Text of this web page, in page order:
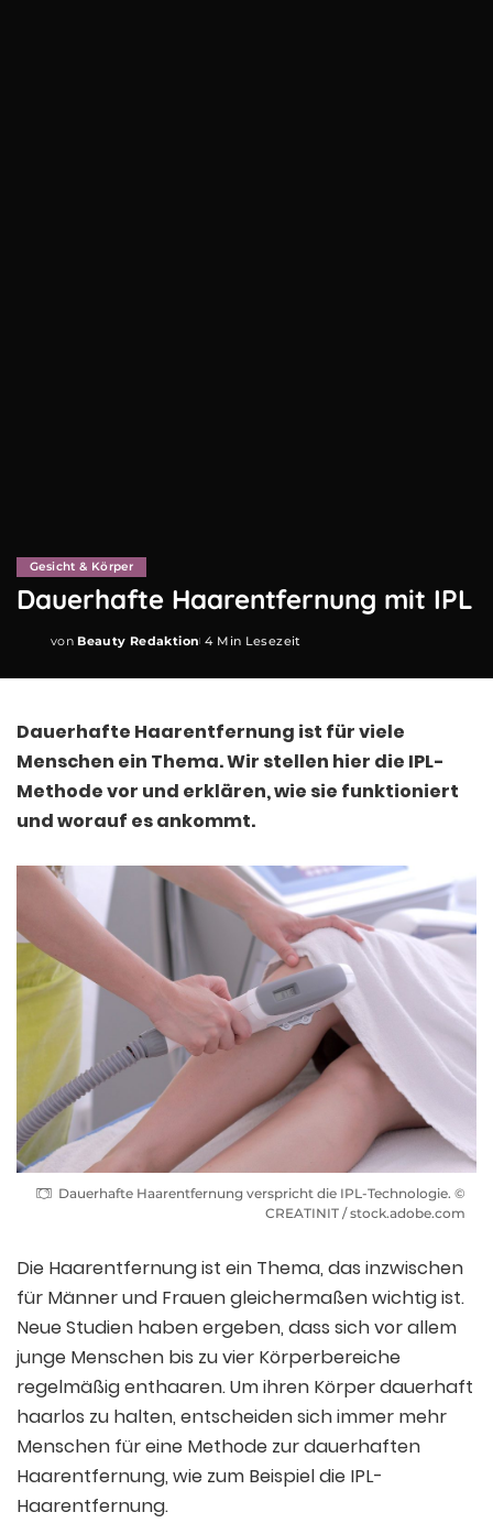
Gesicht & Körper
Dauerhafte Haarentfernung mit IPL
Posted
von Beauty Redaktion 4 Min Lesezeit
Dauerhafte Haarentfernung ist für viele
Menschen ein Thema. Wir stellen hier die IPL-
Methode vor und erklären, wie sie funktioniert
und worauf es ankommt.
Dauerhafte Haarentfernung verspricht die IPL-Technologie. ©
CREATINIT / stock.adobe.com
Die Haarentfernung ist ein Thema, das inzwischen
für Männer und Frauen gleichermaßen wichtig ist.
Neue Studien haben ergeben, dass sich vor allem
junge Menschen bis zu vier Körperbereiche
regelmäßig enthaaren. Um ihren Körper dauerhaft
haarlos zu halten, entscheiden sich immer mehr
Menschen für eine Methode zur dauerhaften
Haarentfernung, wie zum Beispiel die IPL-
Haarentfernung.